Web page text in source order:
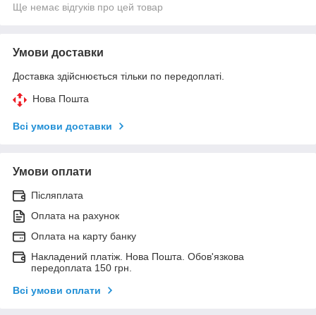
Ще немає відгуків про цей товар
Умови доставки
Доставка здійснюється тільки по передоплаті.
Нова Пошта
Всі умови доставки
Умови оплати
Післяплата
Оплата на рахунок
Оплата на карту банку
Накладений платіж. Нова Пошта. Обов'язкова
передоплата 150 грн.
Всі умови оплати